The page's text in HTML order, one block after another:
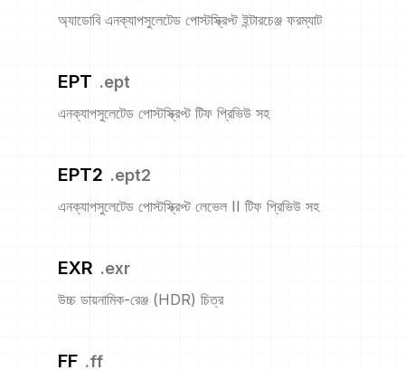
অ্যাডোবি এনক্যাপসুলেটেড পোস্টস্ক্রিপ্ট ইন্টারচেঞ্জ ফরম্যাট
EPT .ept
এনক্যাপসুলেটেড পোস্টস্ক্রিপ্ট টিফ প্রিভিউ সহ
EPT2 .ept2
এনক্যাপসুলেটেড পোস্টস্ক্রিপ্ট লেভেল II টিফ প্রিভিউ সহ
EXR .exr
উচ্চ ডায়নামিক-রেঞ্জ (HDR) চিত্র
FF .ff